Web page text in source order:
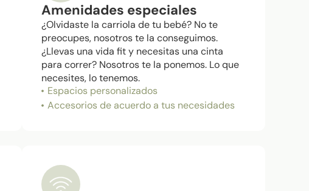
Amenidades especiales
¿Olvidaste la carriola de tu bebé? No te
preocupes, nosotros te la conseguimos.
¿Llevas una vida fit y necesitas una cinta
para correr? Nosotros te la ponemos. Lo que
necesites, lo tenemos.​
Espacios personalizados
Accesorios de acuerdo a tus necesidades